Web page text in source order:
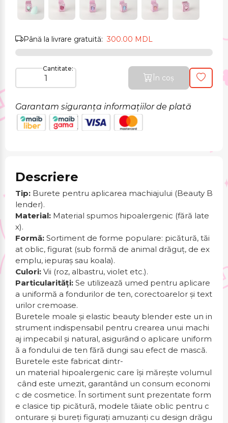
Până la livrare gratuită:300.00 MDL
Cantitate:
În coș
Garantam siguranța informațiilor de plată
Descriere
Tip: Burete pentru aplicarea machiajului (Beauty B
lender).
Material: Material spumos hipoalergenic (fără late
x).
Formă: Sortiment de forme populare: picătură, tăi
at oblic, figurat (sub formă de animal drăguț, de ex
emplu, iepuraș sau koala).
Culori: Vii (roz, albastru, violet etc.).
Particularități: Se utilizează umed pentru aplicare
a uniformă a fondurilor de ten, corectoarelor și text
urilor cremoase.
Buretele moale și elastic beauty blender este un in
strument indispensabil pentru crearea unui machi
aj impecabil și natural, asigurând o aplicare uniform
ă a fondului de ten fără dungi sau efect de mască.
Buretele este fabricat dintr-
un material hipoalergenic care își mărește volumul
când este umezit, garantând un consum economi
c de cosmetice. În sortiment sunt prezentate form
e clasice tip picătură, modele tăiate oblic pentru c
onturare și bureți figurați amuzanți cu design drăgu